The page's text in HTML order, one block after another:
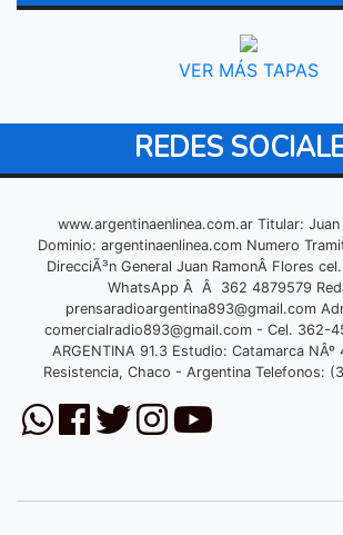
VER MÁS TAPAS
REDES
www.argentinaenlinea.com.ar Titular:
Dominio: argentinaenlinea.com Numero
DirecciÃ³n General Juan RamonÂ Flores
WhatsApp Â Â 362 4879579
prensaradioargentina893@gmail.com
comercialradio893@gmail.com- Cel. 362-
ARGENTINA 91.3 Estudio: Catamarca
Resistencia, Chaco - Argentina Telefonos: